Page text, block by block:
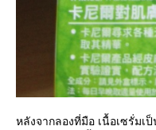
หลังจากลองที่มือ เนื้อเซรั่ม